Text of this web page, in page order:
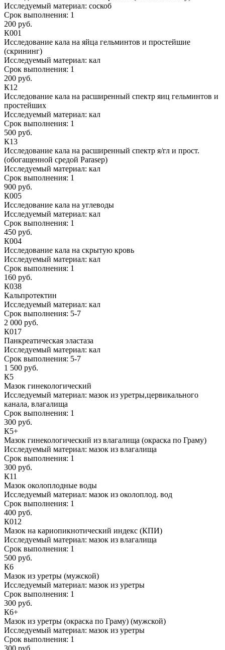
Исследуемый материал: соскоб
Срок выполнения: 1
200 руб.
К001
Исследование кала на яйца гельминтов и простейшие
(скрининг)
Исследуемый материал: кал
Срок выполнения: 1
200 руб.
К12
Исследование кала на расширенный спектр яиц гельминтов и
простейших
Исследуемый материал: кал
Срок выполнения: 1
500 руб.
К13
Исследование кала на расширенный спектр я/гл и прост.
(обогащенной средой Parasep)
Исследуемый материал: кал
Срок выполнения: 1
900 руб.
К005
Исследование кала на углеводы
Исследуемый материал: кал
Срок выполнения: 1
450 руб.
К004
Исследование кала на скрытую кровь
Исследуемый материал: кал
Срок выполнения: 1
160 руб.
К038
Кальпротектин
Исследуемый материал: кал
Срок выполнения: 5-7
2 000 руб.
К017
Панкреатическая эластаза
Исследуемый материал: кал
Срок выполнения: 5-7
1 500 руб.
К5
Мазок гинекологический
Исследуемый материал: мазок из уретры,цервикального
канала, влагалища
Срок выполнения: 1
300 руб.
К5+
Мазок гинекологический из влагалища (окраска по Граму)
Исследуемый материал: мазок из влагалища
Срок выполнения: 1
300 руб.
К11
Мазок околоплодные воды
Исследуемый материал: мазок из околоплод. вод
Срок выполнения: 1
400 руб.
К012
Мазок на кариопикнотический индекс (КПИ)
Исследуемый материал: мазок из влагалища
Срок выполнения: 1
500 руб.
К6
Мазок из уретры (мужской)
Исследуемый материал: мазок из уретры
Срок выполнения: 1
300 руб.
К6+
Мазок из уретры (окраска по Граму) (мужской)
Исследуемый материал: мазок из уретры
Срок выполнения: 1
300 руб.